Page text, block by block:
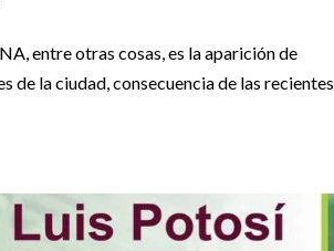
entre otras cosas, es la aparición de
de la ciudad, consecuencia de las recientes